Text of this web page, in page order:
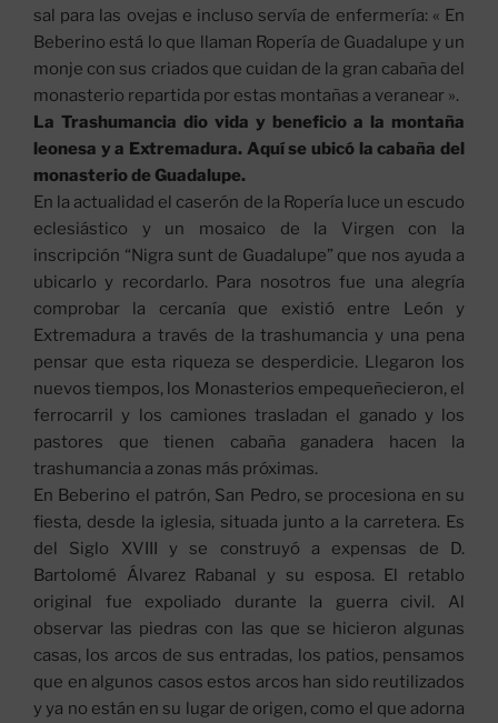
sal para las ovejas e incluso servía de enfermería: « En
Beberino está lo que llaman Ropería de Guadalupe y un
monje con sus criados que cuidan de la gran cabaña del
monasterio repartida por estas montañas a veranear ».
La Trashumancia dio vida y beneficio a la montaña
leonesa y a Extremadura. Aquí se ubicó la cabaña del
monasterio de Guadalupe.
En la actualidad el caserón de la Ropería luce un escudo
eclesiástico y un mosaico de la Virgen con la
inscripción “Nigra sunt de Guadalupe” que nos ayuda a
ubicarlo y recordarlo. Para nosotros fue una alegría
comprobar la cercanía que existió entre León y
Extremadura a través de la trashumancia y una pena
pensar que esta riqueza se desperdicie. Llegaron los
nuevos tiempos, los Monasterios empequeñecieron, el
ferrocarril y los camiones trasladan el ganado y los
pastores que tienen cabaña ganadera hacen la
trashumancia a zonas más próximas.
En Beberino el patrón, San Pedro, se procesiona en su
fiesta, desde la iglesia, situada junto a la carretera. Es
del Siglo XVIII y se construyó a expensas de D.
Bartolomé Álvarez Rabanal y su esposa. El retablo
original fue expoliado durante la guerra civil. Al
observar las piedras con las que se hicieron algunas
casas, los arcos de sus entradas, los patios, pensamos
que en algunos casos estos arcos han sido reutilizados
y ya no están en su lugar de origen, como el que adorna